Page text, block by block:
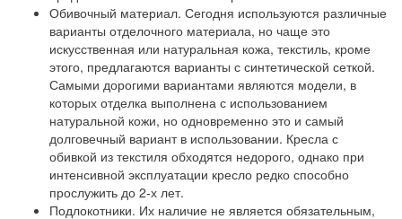
Обивочный материал. Сегодня используются различные
варианты отделочного материала, но чаще это
искусственная или натуральная кожа, текстиль, кроме
этого, предлагаются варианты с синтетической сеткой.
Самыми дорогими вариантами являются модели, в
которых отделка выполнена с использованием
натуральной кожи, но одновременно это и самый
долговечный вариант в использовании. Кресла с
обивкой из текстиля обходятся недорого, однако при
интенсивной эксплуатации кресло редко способно
прослужить до 2-х лет.
Подлокотники. Их наличие не является обязательным,